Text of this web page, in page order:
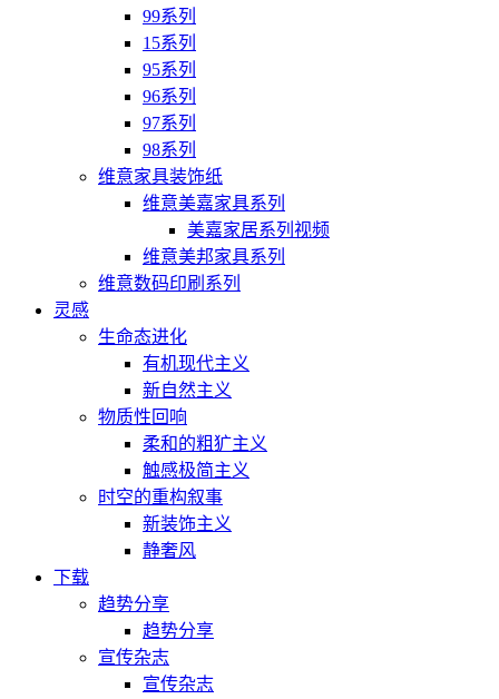
99系列
15系列
95系列
96系列
97系列
98系列
维意家具装饰纸
维意美嘉家具系列
美嘉家居系列视频
维意美邦家具系列
维意数码印刷系列
灵感
生命态进化
有机现代主义
新自然主义
物质性回响
柔和的粗犷主义
触感极简主义
时空的重构叙事
新装饰主义
静奢风
下载
趋势分享
趋势分享
宣传杂志
宣传杂志